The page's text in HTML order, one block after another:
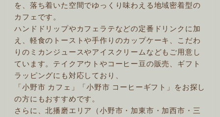
を、落ち着いた空間でゆっくり味わえる地域密着型の
カフェです。
ハンドドリップやカフェラテなどの定番ドリンクに加
え、軽食のトーストや手作りのカップケーキ、こだわ
りのミカンジュースやアイスクリームなどもご用意し
ています。テイクアウトやコーヒー豆の販売、ギフト
ラッピングにも対応しており、
「小野市 カフェ」「小野市 コーヒーギフト」をお探し
の方にもおすすめです。
さらに、北播磨エリア（小野市・加東市・加西市・三